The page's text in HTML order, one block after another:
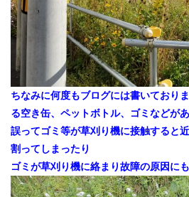
ちなみに何度もブログには書いており
る空き缶、ペットボトル、ゴミなどがあ
誤ってゴミ等が草刈り機に接触すると
割ってしまったり
ゴミが草刈り機に絡まり故障の原因に